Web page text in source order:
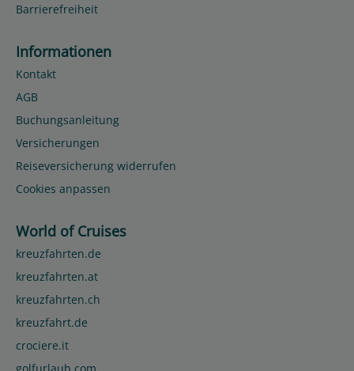
Barrierefreiheit
Informationen
Kontakt
AGB
Buchungsanleitung
Versicherungen
Reiseversicherung widerrufen
Cookies anpassen
World of Cruises
kreuzfahrten.de
kreuzfahrten.at
kreuzfahrten.ch
kreuzfahrt.de
crociere.it
golfurlaub.com